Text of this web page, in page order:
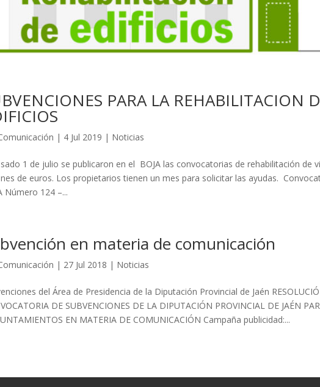
PARA LA REHABILITACION
| 4 Jul 2019 | Noticias
1 de julio se publicaron en el BOJA las convocatorias de rehabilitación de
de euros. Los propietarios tienen un mes para solicitar las ayudas.
Número 124 –...
en materia de comunicación
| 27 Jul 2018 | Noticias
del Área de Presidencia de la Diputación Provincial de Jaén
DE SUBVENCIONES DE LA DIPUTACIÓN PROVINCIAL DE JAÉN
EN MATERIA DE COMUNICACIÓN Campaña publicidad:...